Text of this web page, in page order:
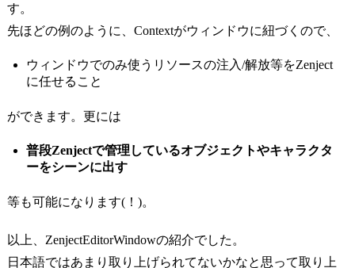
す。
先ほどの例のように、Contextがウィンドウに紐づくので、
ウィンドウでのみ使うリソースの注入/解放等をZenject
に任せること
ができます。更には
普段Zenjectで管理しているオブジェクトやキャラクタ
ーをシーンに出す
等も可能になります(！)。
以上、ZenjectEditorWindowの紹介でした。
日本語ではあまり取り上げられてないかなと思って取り上